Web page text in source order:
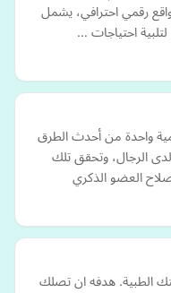
رقمي احترافي، يشمل
لتلبية احتياجات …
واحدة من أحدث الطرق
الرجال، وتحقق تلك
العضو الذكري
الطبية. هدفه ان تصلك